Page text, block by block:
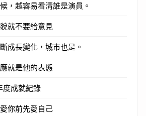
，越容易看清誰是演員。
就不要給意見
成長變化，城市也是。
就是他的表態
度成就紀錄
你前先愛自己